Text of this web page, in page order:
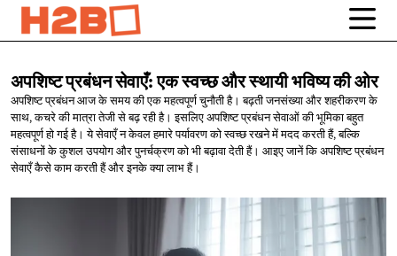
अपशिष्ट प्रबंधन सेवाएँ: एक स्वच्छ और स्थायी भविष्यकी ओर
अपशिष्ट प्रबंधन आज के समय की एक महत्वपूर्ण चुनौती है। बढ़ती जनसंख्या और शहरीकरण के
साथ, कचरे की मात्रा तेजी से बढ़ रही है। इसलिए अपशिष्ट प्रबंधन सेवाओं की भूमिका बहुत
महत्वपूर्ण हो गई है। ये सेवाएँ न केवल हमारे पर्यावरण को स्वच्छ रखने में मदद करती हैं, बल्कि
संसाधनों के कुशल उपयोग और पुनर्चक्रण को भी बढ़ावा देती हैं। आइए जानें कि अपशिष्ट प्रबंधन
सेवाएँ कैसे काम करती हैं और इनके क्या लाभ हैं।